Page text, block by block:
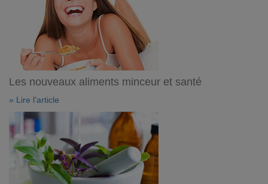
Les nouveaux aliments minceur et santé
» Lire l'article